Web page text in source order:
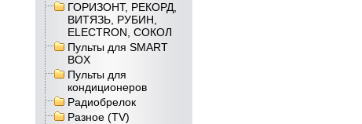
ГОРИЗОНТ, РЕКОРД,
ВИТЯЗЬ, РУБИН,
ELECTRON, СОКОЛ
Пульты для SMART
BOX
Пульты для
кондиционеров
Радиобрелок
Разное (TV)